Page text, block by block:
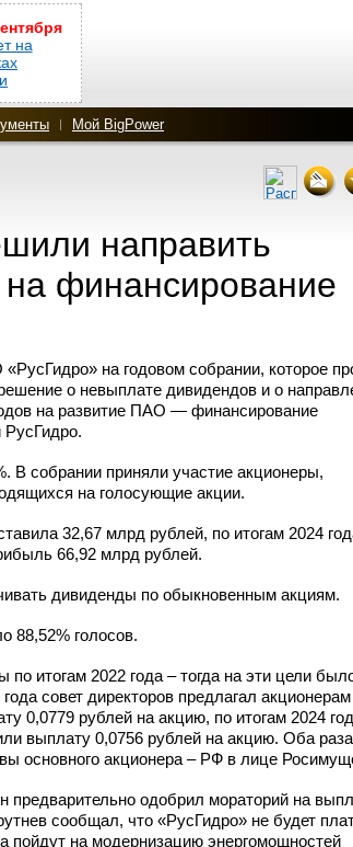
на
Мой BigPower
направить
финансирование
на годовом собрании, которое
о невыплате дивидендов и о
на развитие ПАО — финансирование
РусГидро.
В собрании приняли участие акционеры,
на голосующие акции.
32,67 млрд рублей, по итогам 2024
66,92 млрд рублей.
дивиденды по обыкновенным акциям.
88,52% голосов.
итогам 2022 года – тогда на эти цели
совет директоров предлагал акционерам
0,0779 рублей на акцию, по итогам 2024
выплату 0,0756 рублей на акцию. Оба раза
основного акционера – РФ в лице
одобрил мораторий на
сообщал, что «РусГидро» не будет
пойдут на модернизацию энергомощностей